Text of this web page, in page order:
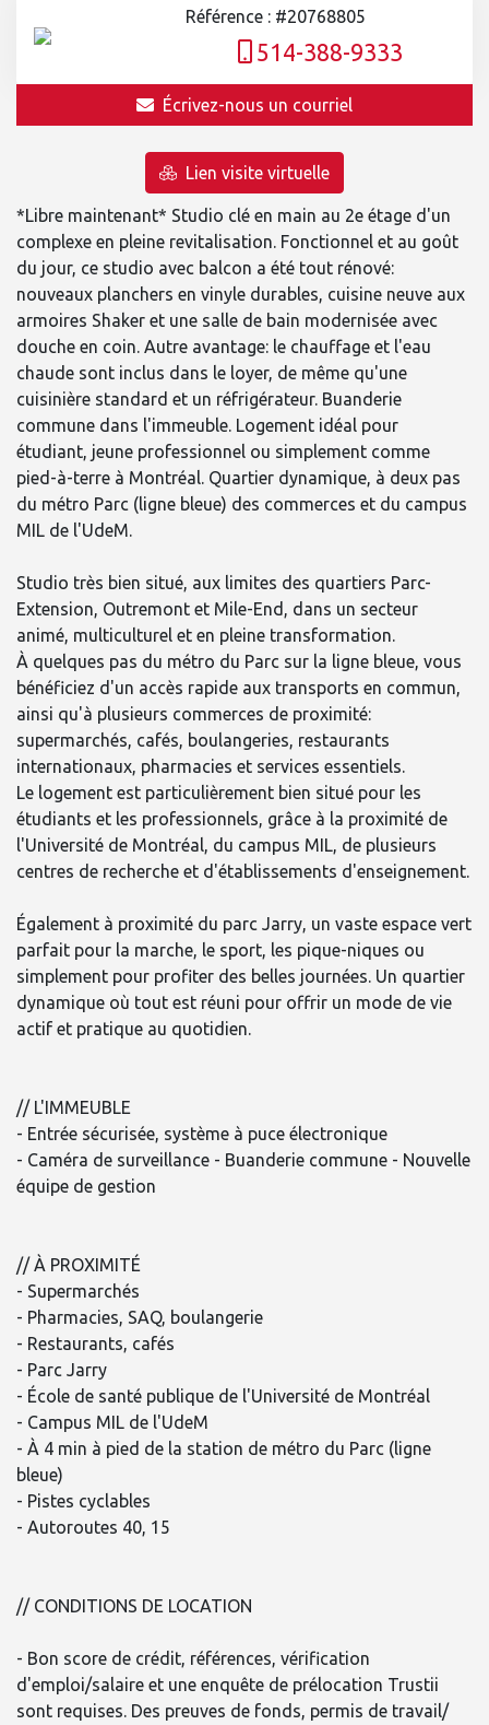
Référence : #20768805
514-388-9333
Écrivez-nous un courriel
Lien visite virtuelle
*Libre maintenant* Studio clé en main au 2e étage d'un
complexe en pleine revitalisation. Fonctionnel et au goût
du jour, ce studio avec balcon a été tout rénové:
nouveaux planchers en vinyle durables, cuisine neuve aux
armoires Shaker et une salle de bain modernisée avec
douche en coin. Autre avantage: le chauffage et l'eau
chaude sont inclus dans le loyer, de même qu'une
cuisinière standard et un réfrigérateur. Buanderie
commune dans l'immeuble. Logement idéal pour
étudiant, jeune professionnel ou simplement comme
pied-à-terre à Montréal. Quartier dynamique, à deux pas
du métro Parc (ligne bleue) des commerces et du campus
MIL de l'UdeM.
Studio très bien situé, aux limites des quartiers Parc-
Extension, Outremont et Mile-End, dans un secteur
animé, multiculturel et en pleine transformation.
À quelques pas du métro du Parc sur la ligne bleue, vous
bénéficiez d'un accès rapide aux transports en commun,
ainsi qu'à plusieurs commerces de proximité:
supermarchés, cafés, boulangeries, restaurants
internationaux, pharmacies et services essentiels.
Le logement est particulièrement bien situé pour les
étudiants et les professionnels, grâce à la proximité de
l'Université de Montréal, du campus MIL, de plusieurs
centres de recherche et d'établissements d'enseignement.
Également à proximité du parc Jarry, un vaste espace vert
parfait pour la marche, le sport, les pique-niques ou
simplement pour profiter des belles journées. Un quartier
dynamique où tout est réuni pour offrir un mode de vie
actif et pratique au quotidien.
// L'IMMEUBLE
- Entrée sécurisée, système à puce électronique
- Caméra de surveillance - Buanderie commune - Nouvelle
équipe de gestion
// À PROXIMITÉ
- Supermarchés
- Pharmacies, SAQ, boulangerie
- Restaurants, cafés
- Parc Jarry
- École de santé publique de l'Université de Montréal
- Campus MIL de l'UdeM
- À 4 min à pied de la station de métro du Parc (ligne
bleue)
- Pistes cyclables
- Autoroutes 40, 15
// CONDITIONS DE LOCATION
- Bon score de crédit, références, vérification
d'emploi/salaire et une enquête de prélocation Trustii
sont requises. Des preuves de fonds, permis de travail/